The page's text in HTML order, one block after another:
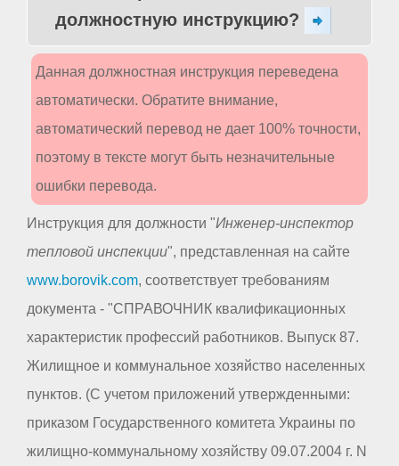
должностную инструкцию?
Данная должностная инструкция переведена
автоматически. Обратите внимание,
автоматический перевод не дает 100% точности,
поэтому в тексте могут быть незначительные
ошибки перевода.
Инструкция для должности "Инженер-инспектор
тепловой инспекции", представленная на сайте
www.borovik.com, соответствует требованиям
документа - "СПРАВОЧНИК квалификационных
характеристик профессий работников. Выпуск 87.
Жилищное и коммунальное хозяйство населенных
пунктов. (С учетом приложений утвержденными:
приказом Государственного комитета Украины по
жилищно-коммунальному хозяйству 09.07.2004 г. N